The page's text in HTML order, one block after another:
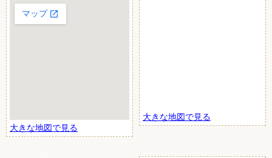
大きな地図で見る
大きな地図で見る